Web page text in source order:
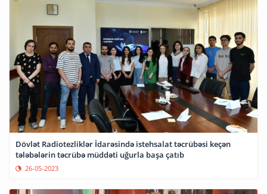
Dövlət Radiotezliklər İdarəsində istehsalat təcrübəsi keçən
tələbələrin təcrübə müddəti uğurla başa çatıb
26-05-2023